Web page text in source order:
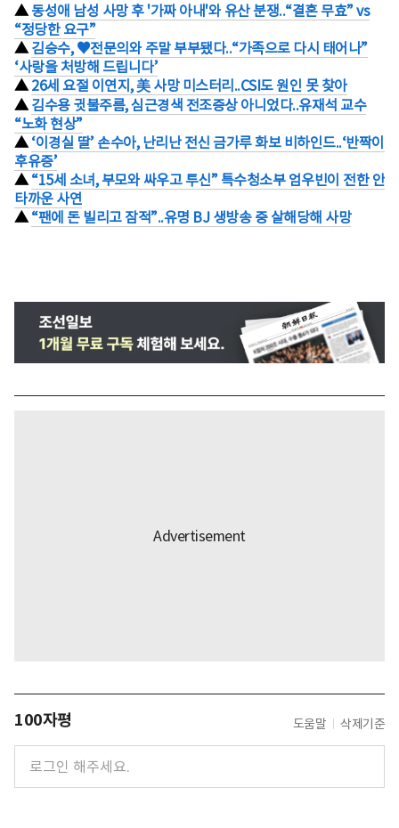
▲ 동성애 남성 사망 후 '가짜 아내'와 유산 분쟁..“결혼 무효” vs
“정당한 요구”
▲ 김승수, ♥전문의와 주말 부부됐다..“가족으로 다시 태어나”
‘사랑을 처방해 드립니다’
▲ 26세 요절 이연지, 美 사망 미스터리..CSI도 원인 못 찾아
▲ 김수용 귓불주름, 심근경색 전조증상 아니었다..유재석 교수
“노화 현상”
▲ ‘이경실 딸’ 손수아, 난리난 전신 금가루 화보 비하인드..‘반짝이
후유증’
▲ “15세 소녀, 부모와 싸우고 투신” 특수청소부 엄우빈이 전한 안
타까운 사연
▲ “팬에 돈 빌리고 잠적”..유명 BJ 생방송 중 살해당해 사망
100자평 도움말 삭제기준